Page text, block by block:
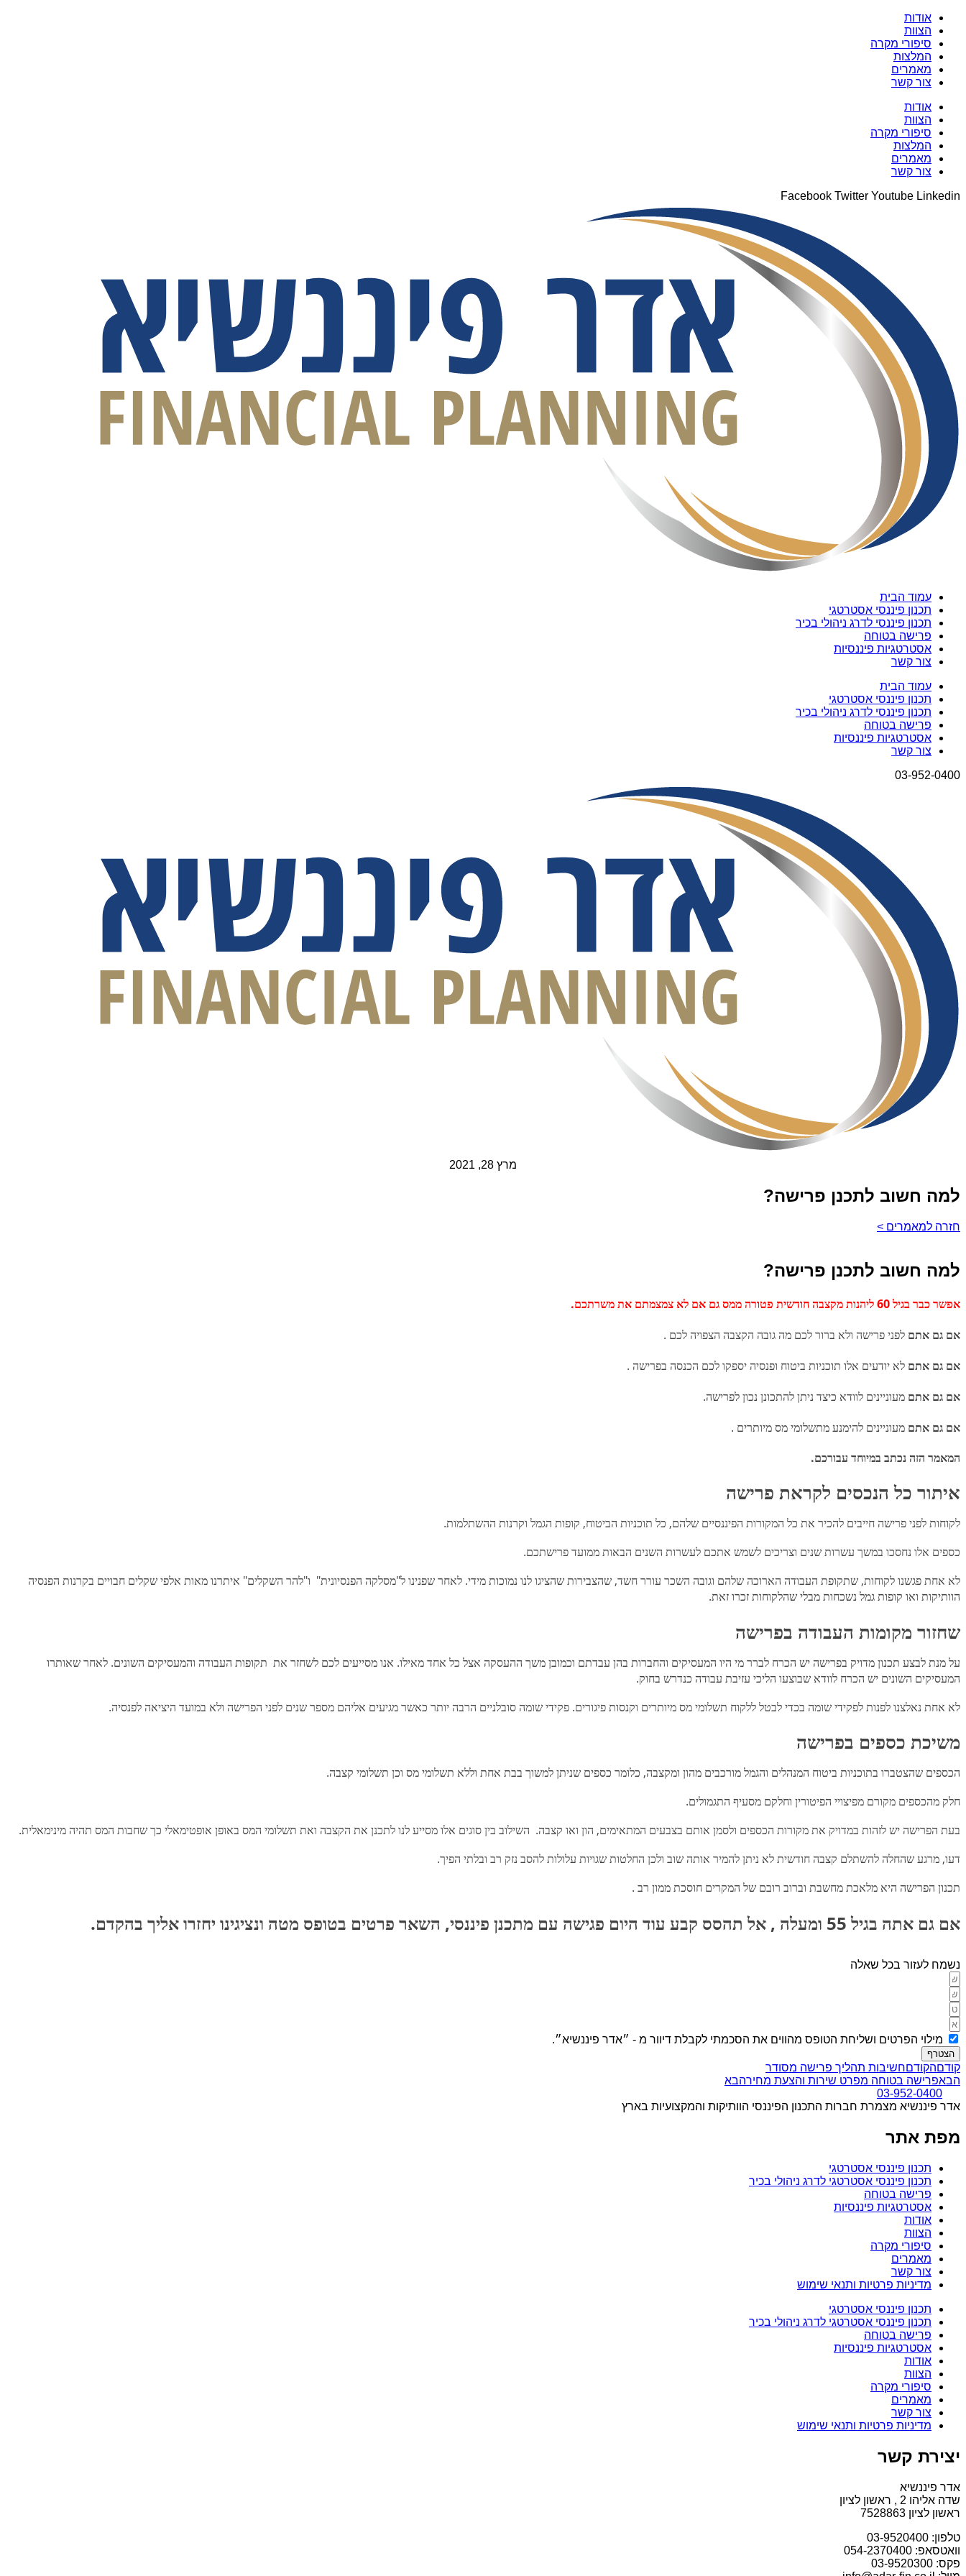
אודות
הצוות
סיפורי מקרה
המלצות
מאמרים
צור קשר
אודות
הצוות
סיפורי מקרה
המלצות
מאמרים
צור קשר
Facebook Twitter Youtube Linkedin
עמוד הבית
תכנון פיננסי אסטרטגי
תכנון פיננסי לדרג ניהולי בכיר
פרישה בטוחה
אסטרטגיות פיננסיות
צור קשר
עמוד הבית
תכנון פיננסי אסטרטגי
תכנון פיננסי לדרג ניהולי בכיר
פרישה בטוחה
אסטרטגיות פיננסיות
צור קשר
03-952-0400
מרץ 28, 2021
למה חשוב לתכנן פרישה?
חזרה למאמרים >
למה חשוב לתכנן פרישה?
אפשר כבר בגיל 60 ליהנות מקצבה חודשית פטורה ממס גם אם לא צמצמתם את משרתכם.
אם גם אתם לפני פרישה ולא ברור לכם מה גובה הקצבה הצפויה לכם .
אם גם אתם לא יודעים אלו תוכניות ביטוח ופנסיה יספקו לכם הכנסה בפרישה .
אם גם אתם מעוניינים לוודא כיצד ניתן להתכונן נכון לפרישה.
אם גם אתם מעוניינים להימנע מתשלומי מס מיותרים .
המאמר הזה נכתב במיוחד עבורכם.
איתור כל הנכסים לקראת פרישה
לקוחות לפני פרישה חייבים להכיר את כל המקורות הפיננסיים שלהם, כל תוכניות הביטוח, קופות הגמל וקרנות ההשתלמות.
כספים אלו נחסכו במשך עשרות שנים וצריכים לשמש אתכם לעשרות השנים הבאות ממועד פרישתכם.
לא אחת פגשנו לקוחות, שתקופת העבודה הארוכה שלהם וגובה השכר עורר חשד, שהצבירות שהציגו לנו נמוכות מידי. לאחר שפנינו ל"מסלקה הפנסיונית" ו"להר השקלים" איתרנו מאות אלפי שקלים חבויים בקרנות הפנסיה
הוותיקות ואו קופות גמל נשכחות מבלי שהלקוחות זכרו זאת.
שחזור מקומות העבודה בפרישה
על מנת לבצע תכנון מדויק בפרישה יש הכרח לברר מי היו המעסיקים והחברות בהן עבדתם וכמובן משך ההעסקה אצל כל אחד מאילו. אנו מסייעים לכם לשחזר את תקופות העבודה והמעסיקים השונים. לאחר שאותרו
המעסיקים השונים יש הכרח לוודא שבוצעו הליכי עזיבת עבודה כנדרש בחוק.
לא אחת נאלצנו לפנות לפקידי שומה בכדי לבטל ללקוח תשלומי מס מיותרים וקנסות פיגורים. פקידי שומה סובלניים הרבה יותר כאשר מגיעים אליהם מספר שנים לפני הפרישה ולא במועד היציאה לפנסיה.
משיכת כספים בפרישה
הכספים שהצטברו בתוכניות ביטוח המנהלים והגמל מורכבים מהון ומקצבה, כלומר כספים שניתן למשוך בבת אחת וללא תשלומי מס וכן תשלומי קצבה.
חלק מהכספים מקורם מפיצויי הפיטורין וחלקם מסעיף התגמולים.
בעת הפרישה יש לזהות במדויק את מקורות הכספים ולסמן אותם בצבעים המתאימים, הון ואו קצבה. השילוב בין סוגים אלו מסייע לנו לתכנן את הקצבה ואת תשלומי המס באופן אופטימאלי כך שחבות המס תהיה מינימאלית.
דעו, מרגע שהחלה להשתלם קצבה חודשית לא ניתן להמיר אותה שוב ולכן החלטות שגויות עלולות להסב נזק רב ובלתי הפיך.
תכנון הפרישה היא מלאכת מחשבת וברוב רובם של המקרים חוסכת ממון רב .
אם גם אתה בגיל 55 ומעלה , אל תהסס קבע עוד היום פגישה עם מתכנן פיננסי, השאר פרטים בטופס מטה ונציגינו יחזרו אליך בהקדם.
נשמח לעזור בכל שאלה
מילוי הפרטים ושליחת הטופס מהווים את הסכמתי לקבלת דיוור מ - ״אדר פיננשיא״.
הצטרף
קודםהקודםחשיבות תהליך פרישה מסודר
הבאפרישה בטוחה מפרט שירות והצעת מחירהבא
03-952-0400
אדר פיננשיא מצמרת חברות התכנון הפיננסי הוותיקות והמקצועיות בארץ
מפת אתר
תכנון פיננסי אסטרטגי
תכנון פיננסי אסטרטגי לדרג ניהולי בכיר
פרישה בטוחה
אסטרטגיות פיננסיות
אודות
הצוות
סיפורי מקרה
מאמרים
צור קשר
מדיניות פרטיות ותנאי שימוש
תכנון פיננסי אסטרטגי
תכנון פיננסי אסטרטגי לדרג ניהולי בכיר
פרישה בטוחה
אסטרטגיות פיננסיות
אודות
הצוות
סיפורי מקרה
מאמרים
צור קשר
מדיניות פרטיות ותנאי שימוש
יצירת קשר
אדר פיננשיא
שדה אליהו 2 , ראשון לציון
ראשון לציון 7528863
טלפון: 03-9520400
וואטסאפ: 054-2370400
פקס: 03-9520300